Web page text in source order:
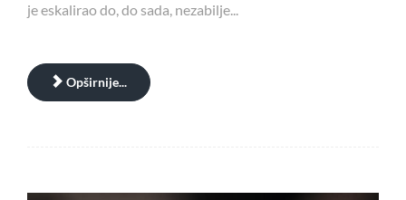
je eskalirao do, do sada, nezabilje...
Opširnije...